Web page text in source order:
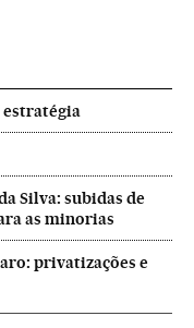
estratégia
Silva: subidas de
as minorias
privatizações e